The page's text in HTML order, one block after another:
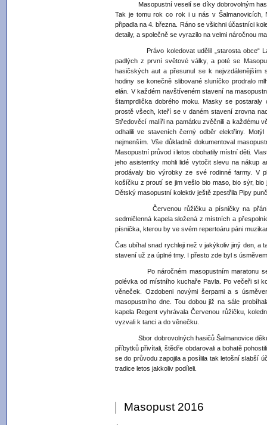
Masopustní veselí se díky dobrovolným
Tak je tomu rok co rok i u nás v Šalmanovicích,
připadla na 4. března. Ráno se všichni účastníci
detaily, a společně se vyrazilo na velmi náročnou
Právo koledovat udělil „starosta obce“
padlých z první světové války, a poté se
hasičských aut a přesunul se k nejvzdálenějším
hodiny se konečně slibované sluníčko prodralo
elán. V každém navštíveném stavení na
štamprdlička dobrého moku. Masky se
prostě všech, kteří se v daném stavení zrovna
Středověcí malíři na památku zvěčnili a každému
odhalili ve staveních černý odběr elektřiny.
nejmenším. Vše důkladně dokumentoval
Masopustní průvod i letos obohatily místní děti.
jeho asistentky mohli lidé vytočit slevu na nákup
prodávaly bio výrobky ze své rodinné farmy. V
košíčku z proutí se jim vešlo bio maso, bio sýr,
Dětský masopustní kolektiv ještě zpestřila Pipy
Červenou růžičku a písničky na přání
sedmičlenná kapela složená z místních a
písnička, kterou by ve svém repertoáru páni
Čas ubíhal snad rychleji než v jakýkoliv jiný den, a
stavení už za úplné tmy. I přesto zde byl s
Po náročném masopustním maratonu se
polévka od místního kuchaře Pavla. Po večeři si
věneček. Ozdobeni novými šerpami a s
masopustního dne. Tou dobou již na sále
kapela Regent vyhrávala Červenou růžičku,
vyzvali k tanci a do věnečku.
Sbor dobrovolných hasičů Šalmanovice
příbytků přivítali, štědře obdarovali a bohatě
se do průvodu zapojila a posílila tak letošní slabší
tradice letos jakkoliv podíleli.
Masopust 2016